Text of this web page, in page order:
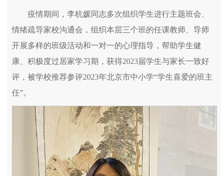
疫情期间，李杭媛同志多次组织学生进行主题班会、
情绪疏导家校沟通会，组织本层三个班的任课教师、导师
开展多样的班级活动和一对一的心理指导，帮助学生健
康、积极度过居家学习期，获得2023届学生与家长一致好
评，被学校推荐参评2023年北京市中小学“学生喜爱的班主
任”。